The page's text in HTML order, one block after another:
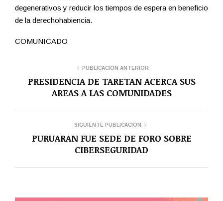
degenerativos y reducir los tiempos de espera en beneficio
de la derechohabiencia.
COMUNICADO
PUBLICACIÓN ANTERIOR
PRESIDENCIA DE TARETAN ACERCA SUS
AREAS A LAS COMUNIDADES
SIGUIENTE PUBLICACIÓN
PURUARAN FUE SEDE DE FORO SOBRE
CIBERSEGURIDAD